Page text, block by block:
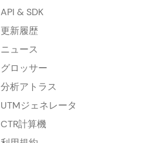
API & SDK
更新履歴
ニュース
グロッサー
分析アトラス
UTMジェネレータ
CTR計算機